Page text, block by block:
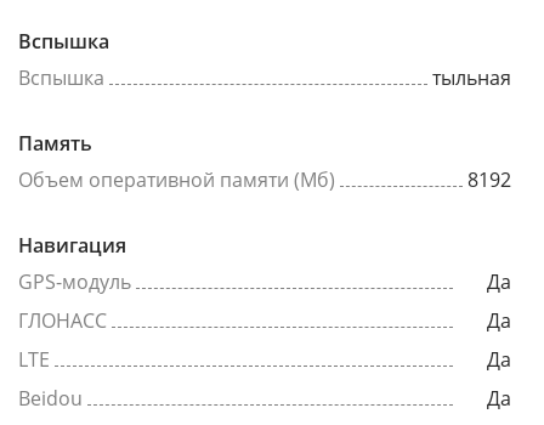
Вспышка
Вспышка
тыльная
Память
Объем оперативной памяти (Мб)
8192
Навигация
GPS-модуль
Да
ГЛОНАСС
Да
LTE
Да
Beidou
Да